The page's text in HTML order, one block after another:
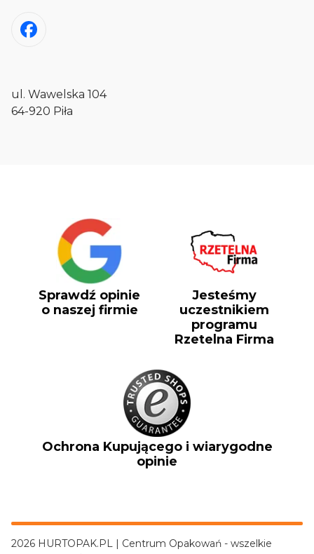
ul. Wawelska 104
64-920 Piła
Sprawdź opinie
o naszej firmie
Jesteśmy
uczestnikiem
programu
Rzetelna Firma
Ochrona Kupującego i wiarygodne
opinie
2026 HURTOPAK.PL | Centrum Opakowań - wszelkie